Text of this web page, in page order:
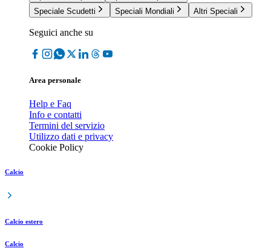
Speciale Scudetti
Speciali Mondiali Altri Speciali
Seguici anche su
Area personale
Help e Faq
Info e contatti
Termini del servizio
Utilizzo dati e privacy
Cookie Policy
Calcio
Calcio estero
Calcio